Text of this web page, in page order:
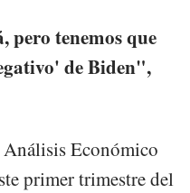
pero tenemos que
de Biden",
Económico
primer trimestre del